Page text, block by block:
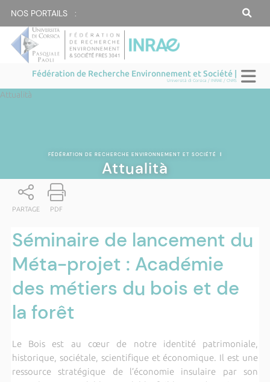
NOS PORTAILS :
Fédération de Recherche Environnement et Société |
Università di Corsica / INRAE / CNRS
Attualità
FÉDÉRATION DE RECHERCHE ENVIRONNEMENT ET SOCIÉTÉ |
Attualità
PARTAGE PDF
Séminaire de lancement du
Méta-projet : Académie
des métiers du bois et de
la forêt
Le Bois est au cœur de notre identité patrimoniale,
historique, sociétale, scientifique et économique. Il est une
ressource stratégique de l’économie insulaire par son